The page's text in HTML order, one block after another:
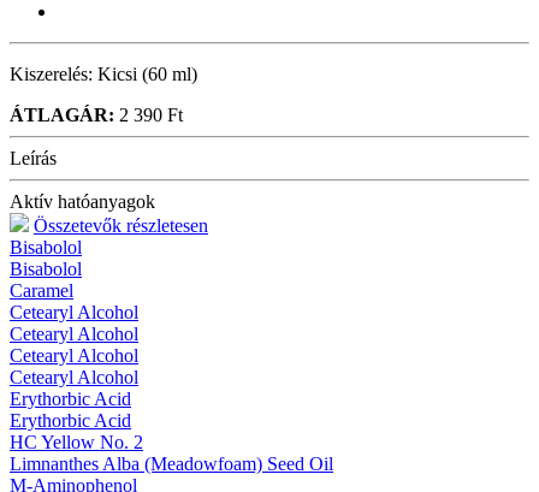
Kiszerelés: Kicsi (60 ml)
ÁTLAGÁR: 2 390 Ft
Leírás
Aktív hatóanyagok
Összetevők részletesen
Bisabolol
Bisabolol
Caramel
Cetearyl Alcohol
Cetearyl Alcohol
Cetearyl Alcohol
Cetearyl Alcohol
Erythorbic Acid
Erythorbic Acid
HC Yellow No. 2
Limnanthes Alba (Meadowfoam) Seed Oil
M-Aminophenol